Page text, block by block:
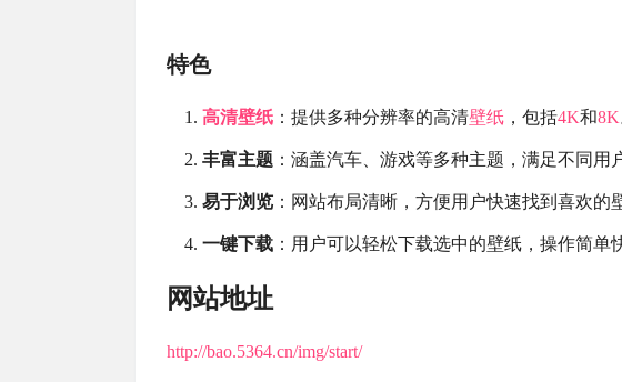
特色
高清壁纸 ：提供多种分辨率的高清壁纸 ，包括4K和8K
丰富主题 ：涵盖汽车、游戏等多种主题，满足不同用
易于浏览 ：网站布局清晰，方便用户快速找到喜欢的
一键下载 ：用户可以轻松下载选中的壁纸，操作简单
网站地址
http://bao.5364.cn/img/start/